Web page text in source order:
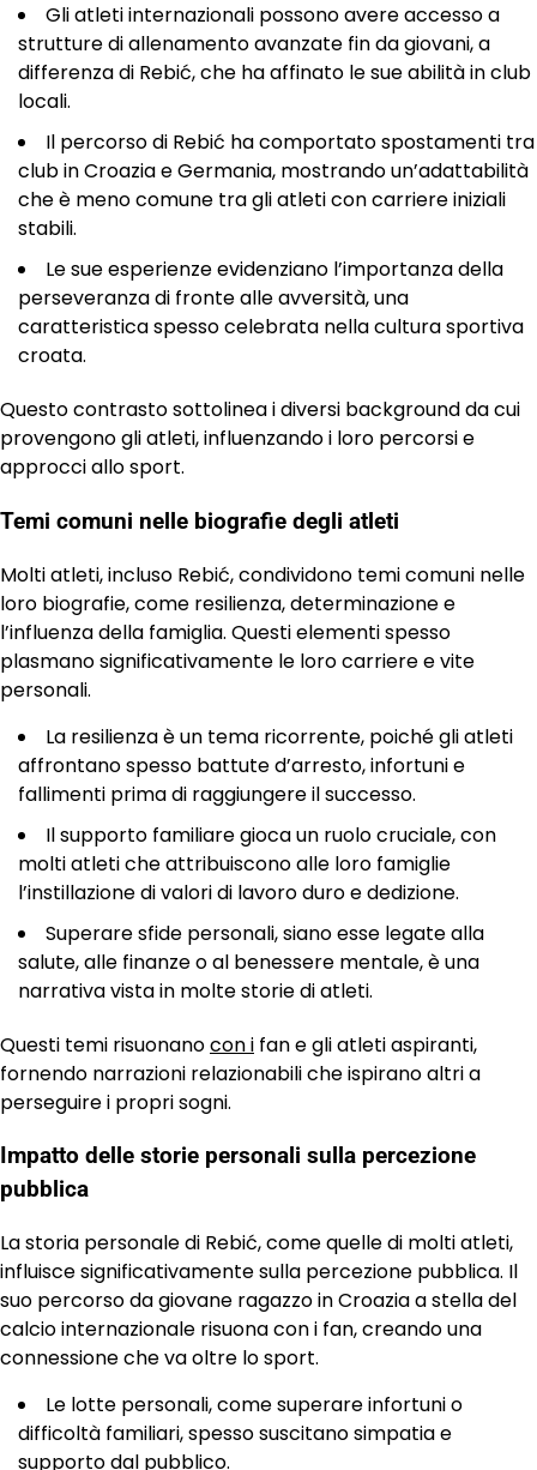
Gli atleti internazionali possono avere accesso a
strutture di allenamento avanzate fin da giovani, a
differenza di Rebić, che ha affinato le sue abilità in club
locali.
Il percorso di Rebić ha comportato spostamenti tra
club in Croazia e Germania, mostrando un’adattabilità
che è meno comune tra gli atleti con carriere iniziali
stabili.
Le sue esperienze evidenziano l’importanza della
perseveranza di fronte alle avversità, una
caratteristica spesso celebrata nella cultura sportiva
croata.
Questo contrasto sottolinea i diversi background da cui
provengono gli atleti, influenzando i loro percorsi e
approcci allo sport.
Temi comuni nelle biografie degli atleti
Molti atleti, incluso Rebić, condividono temi comuni nelle
loro biografie, come resilienza, determinazione e
l’influenza della famiglia. Questi elementi spesso
plasmano significativamente le loro carriere e vite
personali.
La resilienza è un tema ricorrente, poiché gli atleti
affrontano spesso battute d’arresto, infortuni e
fallimenti prima di raggiungere il successo.
Il supporto familiare gioca un ruolo cruciale, con
molti atleti che attribuiscono alle loro famiglie
l’instillazione di valori di lavoro duro e dedizione.
Superare sfide personali, siano esse legate alla
salute, alle finanze o al benessere mentale, è una
narrativa vista in molte storie di atleti.
Questi temi risuonanocon i fan e gli atleti aspiranti,
fornendo narrazioni relazionabili che ispirano altri a
perseguire i propri sogni.
Impatto delle storie personali sulla percezione
pubblica
La storia personale di Rebić, come quelle di molti atleti,
influisce significativamente sulla percezione pubblica. Il
suo percorso da giovane ragazzo in Croazia a stella del
calcio internazionale risuona con i fan, creando una
connessione che va oltre lo sport.
Le lotte personali, come superare infortuni o
difficoltà familiari, spesso suscitano simpatia e
supporto dal pubblico.